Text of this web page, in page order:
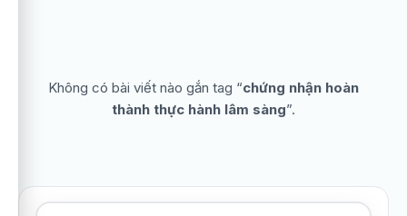
Không có bài viết nào gắn tag “chứng nhận hoàn
thành thực hành lâm sàng”.